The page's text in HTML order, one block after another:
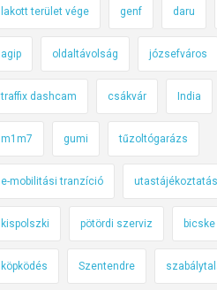
lakott terület vége genf daru
agip oldaltávolság józsefváros
traffix dashcam csákvár India
m1m7 gumi tűzoltógarázs
e-mobilitási tranzíció utastájékoztatás
kispolszki pötördi szerviz bicske
köpködés Szentendre